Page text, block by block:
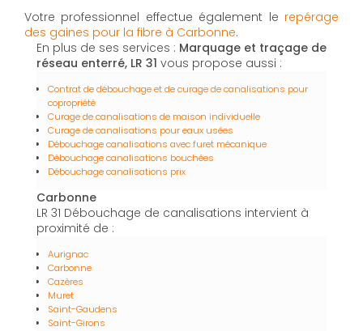
Votre professionnel effectue également le repérage
des gaines pour la fibre à Carbonne.
En plus de ses services : Marquage et traçage de
réseau enterré, LR 31 vous propose aussi :
Contrat de débouchage et de curage de canalisations pour
copropriété
Curage de canalisations de maison individuelle
Curage de canalisations pour eaux usées
Débouchage canalisations avec furet mécanique
Débouchage canalisations bouchées
Débouchage canalisations prix
Carbonne
LR 31 Débouchage de canalisations intervient à
proximité de :
Aurignac
Carbonne
Cazères
Muret
Saint-Gaudens
Saint-Girons